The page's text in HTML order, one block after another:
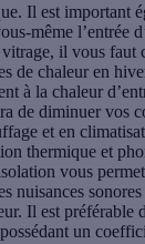
. Il est important
même l’entrée
vitrage, il vous faut
de chaleur en
à la chaleur
de diminuer vos
et en
thermique et
vous
nuisances
Il est préférable
un